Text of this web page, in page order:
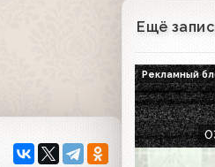
Ещё
Рекламный